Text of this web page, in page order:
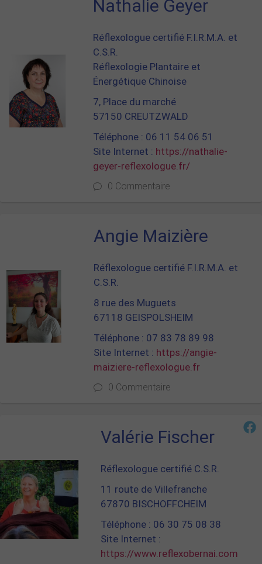
Nathalie Geyer
Réflexologue certifié F.I.R.M.A. et
C.S.R.
Réflexologie Plantaire et
Énergétique Chinoise
7, Place du marché
57150 CREUTZWALD
Téléphone : 06 11 54 06 51
Site Internet : https://nathalie-
geyer-reflexologue.fr/
0 Commentaire
Angie Maizière
Réflexologue certifié F.I.R.M.A. et
C.S.R.
8 rue des Muguets
67118 GEISPOLSHEIM
Téléphone : 07 83 78 89 98
Site Internet : https://angie-
maiziere-reflexologue.fr
0 Commentaire
Valérie Fischer
Réflexologue certifié C.S.R.
11 route de Villefranche
67870 BISCHOFFCHEIM
Téléphone : 06 30 75 08 38
Site Internet :
https://www.reflexobernai.com